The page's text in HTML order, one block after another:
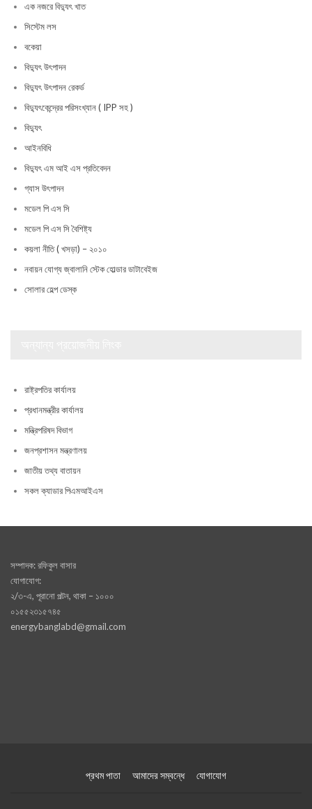
এক নজরে বিদ্যুৎ খাত
সিস্টেম লস
বকেয়া
বিদ্যুৎ উৎপাদন
বিদ্যুৎ উৎপাদন রেকর্ড
বিদ্যুৎকেন্দ্রের পরিসংখ্যান ( IPP সহ )
বিদ্যুৎ
আইনবিধি
বিদ্যুৎ এম আই এস প্রতিবেদন
গ্যাস উৎপাদন
মডেল পি এস সি
মডেল পি এস সি বৈশিষ্ট্য
কয়লা নীতি ( খসড়া) – ২০১০
নবায়ন যোগ্য জ্বালানি স্টেক হোল্ডার ডাটাবেইজ
সোলার হেল্প ডেস্ক
রাষ্ট্রপতির কার্যালয়
প্রধানমন্ত্রীর কার্যালয়
মন্ত্রিপরিষদ বিভাগ
জনপ্রশাসন মন্ত্রণালয়
জাতীয় তথ্য বাতায়ন
সকল ক্যাডার পিএমআইএস
সম্পাদক: রফিকুল বাসার
যোগাযোগ:
২/৩-এ, পূরানো পল্টন, থাকা – ১০০০
০১৫৫২৩১৫৭৪৫
energybanglabd@gmail.com
প্রথম পাতা আমাদের সম্বন্ধে যোগাযোগ